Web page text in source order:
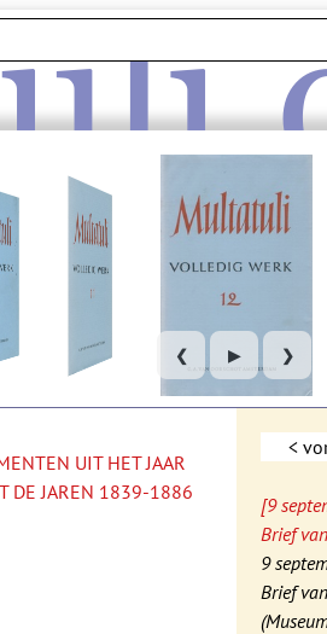
❮ ▶ ❯
UIT HET JAAR
DE JAREN 1839-1886
<
[9
Brief
9
Brief